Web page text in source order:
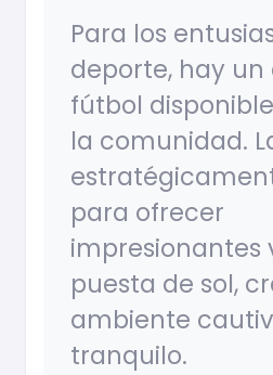
Para los
deporte, hay
fútbol
la comunidad.
para ofrecer
impresionantes
puesta de sol,
ambiente
tranquilo.